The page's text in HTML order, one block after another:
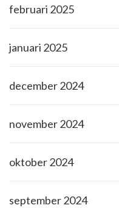
februari 2025
januari 2025
december 2024
november 2024
oktober 2024
september 2024